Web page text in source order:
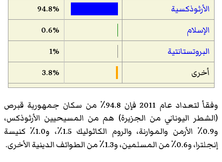
الأرثوذكسية
94.8%
الإسلام
0.6%
البروتستانتية
1%
أخرى
3.8%
وفقأ لتعداد عام 2011 فإن 94.8٪ من سكان جمهورية قبرص
(الشطر اليوناني من الجزيرة) هم من المسيحيين الأرثوذكس،
و0.9٪ الأرمن والموارنة، والروم الكاثوليك 1.5٪، و1.0٪ كنيسة
إنجلترا، و0.6٪ من المسلمين، و1.3٪ من الطوائف الدينية الأخرى.